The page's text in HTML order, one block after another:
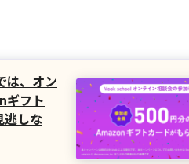
は、オン
ギフト
逃しな